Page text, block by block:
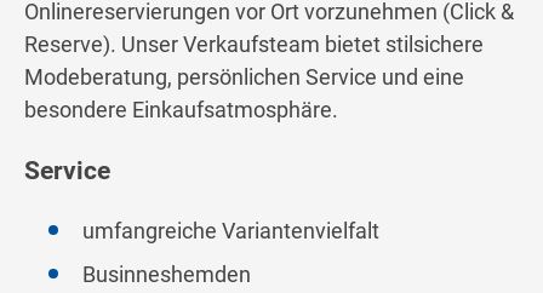
Onlinereservierungen vor Ort vorzunehmen (Click &
Reserve). Unser Verkaufsteam bietet stilsichere
Modeberatung, persönlichen Service und eine
besondere Einkaufsatmosphäre.
Service
umfangreiche Variantenvielfalt
Businneshemden